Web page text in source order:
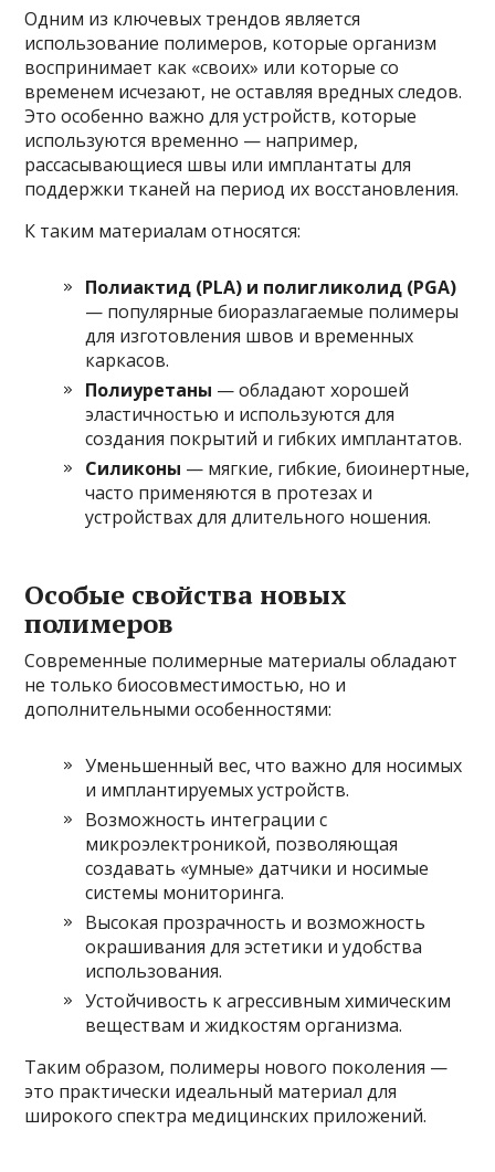
Одним из ключевых трендов является
использование полимеров, которые организм
воспринимает как «своих» или которые со
временем исчезают, не оставляя вредных следов.
Это особенно важно для устройств, которые
используются временно — например,
рассасывающиеся швы или имплантаты для
поддержки тканей на период их восстановления.
К таким материалам относятся:
Полиактид (PLA) и полигликолид (PGA)
— популярные биоразлагаемые полимеры
для изготовления швов и временных
каркасов.
Полиуретаны — обладают хорошей
эластичностью и используются для
создания покрытий и гибких имплантатов.
Силиконы — мягкие, гибкие, биоинертные,
часто применяются в протезах и
устройствах для длительного ношения.
Особые свойства новых
полимеров
Современные полимерные материалы обладают
не только биосовместимостью, но и
дополнительными особенностями:
Уменьшенный вес, что важно для носимых
и имплантируемых устройств.
Возможность интеграции с
микроэлектроникой, позволяющая
создавать «умные» датчики и носимые
системы мониторинга.
Высокая прозрачность и возможность
окрашивания для эстетики и удобства
использования.
Устойчивость к агрессивным химическим
веществам и жидкостям организма.
Таким образом, полимеры нового поколения —
это практически идеальный материал для
широкого спектра медицинских приложений.